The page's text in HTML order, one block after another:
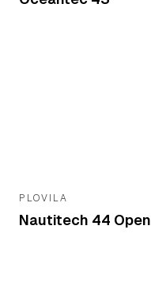
PLOVILA
Nautitech 44 Open